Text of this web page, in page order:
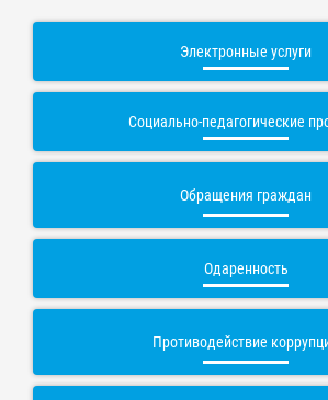
Электронные услуги
Социально-педагогические
Обращения граждан
Одаренность
Противодействие